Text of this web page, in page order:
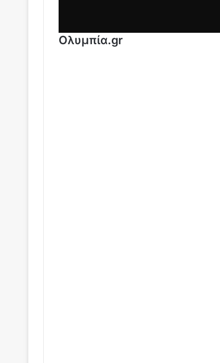
Ολυμπία.gr